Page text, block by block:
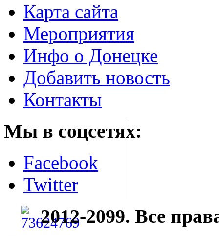
Карта сайта
Мероприятия
Инфо о Донецке
Добавить новость
Контакты
Мы в соцсетях:
Facebook
Twitter
2012-2099. Все